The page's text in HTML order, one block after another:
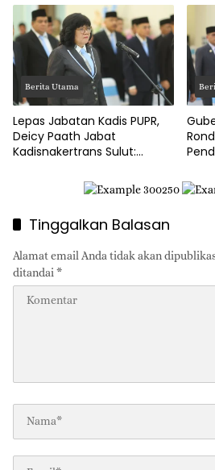
Berita Utama
Lepas Jabatan Kadis PUPR,
Deicy Paath Jabat
Kadisnakertrans Sulut:
Tinggalkan Balasan
Alamat email Anda tidak akan
ditandai *